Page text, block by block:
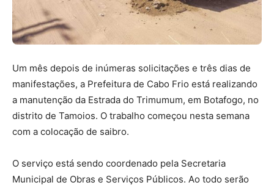
Um mês depois de inúmeras solicitações e três dias de
manifestações, a Prefeitura de Cabo Frio está realizando
a manutenção da Estrada do Trimumum, em Botafogo, no
distrito de Tamoios. O trabalho começou nesta semana
com a colocação de saibro.
O serviço está sendo coordenado pela Secretaria
Municipal de Obras e Serviços Públicos. Ao todo serão